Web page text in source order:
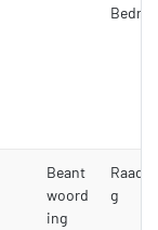
Beant
woord
ing
g